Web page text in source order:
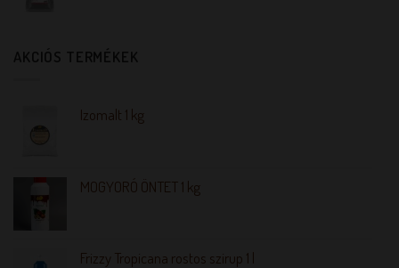
AKCIÓS TERMÉKEK
Izomalt 1 kg
MOGYORÓ ÖNTET 1 kg
Frizzy Tropicana rostos szirup 1 l